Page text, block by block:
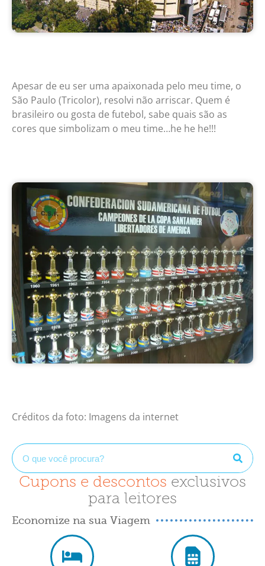
Apesar de eu ser uma apaixonada pelo meu time, o
São Paulo (Tricolor), resolvi não arriscar. Quem é
brasileiro ou gosta de futebol, sabe quais são as
cores que simbolizam o meu time…he he he!!!
Créditos da foto: Imagens da internet
Cupons e descontos exclusivos
para leitores
Economize na sua Viagem